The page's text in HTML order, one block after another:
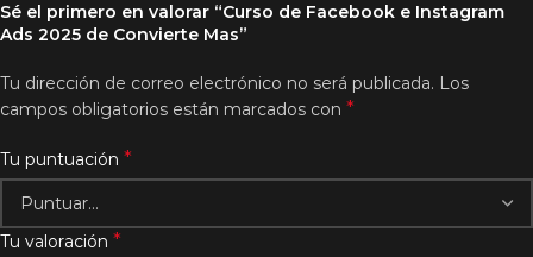
Sé el primero en valorar “Curso de Facebook e Instagram
Ads 2025 de Convierte Mas”
Tu dirección de correo electrónico no será publicada. Los
campos obligatorios están marcados con *
Tu puntuación *
Tu valoración *